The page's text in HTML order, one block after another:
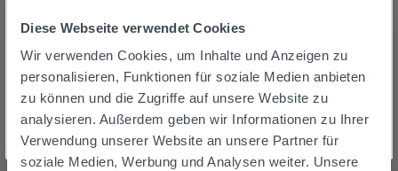
Diese Webseite verwendet Cookies
Wir verwenden Cookies, um Inhalte und Anzeigen zu
personalisieren, Funktionen für soziale Medien anbieten
zu können und die Zugriffe auf unsere Website zu
analysieren. Außerdem geben wir Informationen zu Ihrer
Verwendung unserer Website an unsere Partner für
soziale Medien, Werbung und Analysen weiter. Unsere
Loading...
mindestens 18 Jahre alt sein.
Ich bin über 18 Jahre
Ich bin unter 18 Jahre